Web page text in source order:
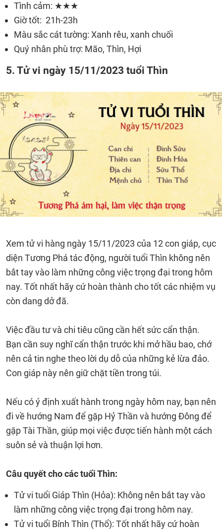
Tình cảm: ★★★
Giờ tốt: 21h-23h
Màu sắc cát tường: Xanh rêu, xanh chuối
Quý nhân phù trợ: Mão, Thìn, Hợi
5. Tử vi ngày 15/11/2023 tuổi Thìn
Xem tử vi hàng ngày 15/11/2023 của 12 con giáp, cục
diện Tương Phá tác động, người tuổi Thìn không nên
bắt tay vào làm những công việc trọng đại trong hôm
nay. Tốt nhất hãy cứ hoàn thành cho tốt các nhiệm vụ
còn dang dở đã.
Việc đầu tư và chi tiêu cũng cần hết sức cẩn thận.
Bạn cần suy nghĩ cẩn thận trước khi mở hầu bao, chớ
nên cả tin nghe theo lời dụ dỗ của những kẻ lừa đảo.
Con giáp này nên giữ chặt tiền trong túi.
Nếu có ý định xuất hành trong ngày hôm nay, bạn nên
đi về hướng Nam để gặp Hỷ Thần và hướng Đông để
gặp Tài Thần, giúp mọi việc được tiến hành một cách
suôn sẻ và thuận lợi hơn.
Câu quyết cho các tuổi Thìn:
Tử vi tuổi Giáp Thìn (Hỏa): Không nên bắt tay vào
làm những công việc trọng đại trong hôm nay.
Tử vi tuổi Bính Thìn (Thổ): Tốt nhất hãy cứ hoàn